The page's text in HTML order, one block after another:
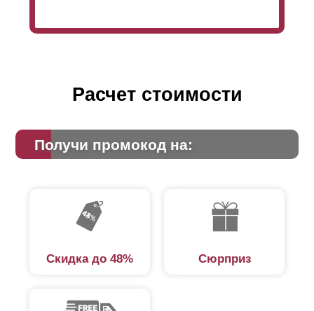
Расчет стоимости
Получи промокод на:
Скидка до 48% Сюрприз